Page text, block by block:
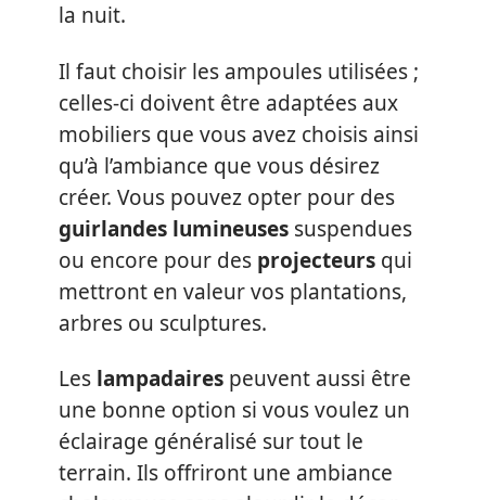
la nuit.
Il faut choisir les ampoules utilisées ;
celles-ci doivent être adaptées aux
mobiliers que vous avez choisis ainsi
qu’à l’ambiance que vous désirez
créer. Vous pouvez opter pour des
guirlandes lumineuses suspendues
ou encore pour des projecteurs qui
mettront en valeur vos plantations,
arbres ou sculptures.
Les lampadaires peuvent aussi être
une bonne option si vous voulez un
éclairage généralisé sur tout le
terrain. Ils offriront une ambiance